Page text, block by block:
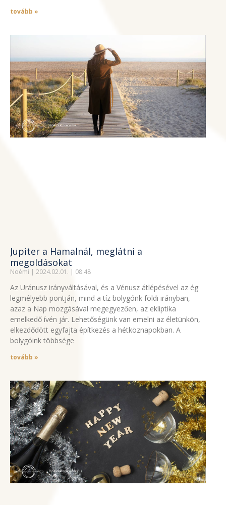
tovább »
Jupiter a Hamalnál, meglátni a
megoldásokat
Noémi 2024.02.01. 08:48
Az Uránusz irányváltásával, és a Vénusz átlépésével az ég
legmélyebb pontján, mind a tíz bolygónk földi irányban,
azaz a Nap mozgásával megegyezően, az ekliptika
emelkedő ívén jár. Lehetőségünk van emelni az életünkön,
elkezdődött egyfajta építkezés a hétköznapokban. A
bolygóink többsége
tovább »